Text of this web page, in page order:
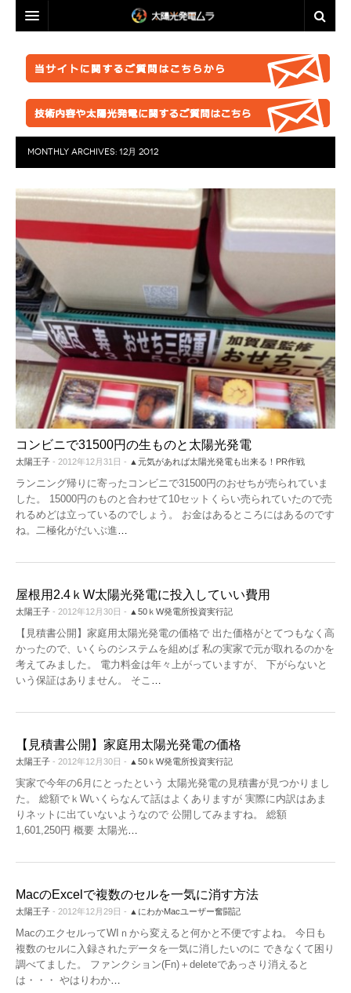
事業計画を立ててみましょう！
●再エネ法について
●太陽光発電のリスク・デメリット
▲ご注意ください！詐欺事例紹介
●金融対策・資金調達
●施工会社
●パネル
●パワコン
●雑草対策
●保険
●フェンス
●メンテナンス
セミナー動画販売
太陽光発電ムラオフライン活動「しげる会」
●体験会
ソーラーシェアリングとは
脱原発・太陽光推進に興味のある方へ
業者選定に困ったら
フェンス
業務委託
分譲紹介・販売
機器レンタル
お問い合わせ総合窓口
特定商取引法に基づく表記
FACEBOOKページ
FACEBOOKグループ
このサイトの使い方
太陽光発電ムラの目指すこと
太陽光発電ムラ・ポータルへ
MONTHLY ARCHIVES: 12月 2012
コンビニで31500円の生ものと太陽光発電
太陽王子 - 2012年12月31日 - ▲元気があれば太陽光発電も出来る！PR作戦
ランニング帰りに寄ったコンビニで31500円のおせちが売られていま
した。 15000円のものと合わせて10セットくらい売られていたので売
れるめどは立っているのでしょう。 お金はあるところにはあるのです
ね。二極化がだいぶ進…
屋根用2.4ｋW太陽光発電に投入していい費用
太陽王子 - 2012年12月30日 - ▲50ｋW発電所投資実行記
【見積書公開】家庭用太陽光発電の価格で 出た価格がとてつもなく高
かったので、いくらのシステムを組めば 私の実家で元が取れるのかを
考えてみました。 電力料金は年々上がっていますが、 下がらないと
いう保証はありません。 そこ …
【見積書公開】家庭用太陽光発電の価格
太陽王子 - 2012年12月30日 - ▲50ｋW発電所投資実行記
実家で今年の6月にとったという 太陽光発電の見積書が見つかりまし
た。 総額でｋWいくらなんて話はよくありますが 実際に内訳はあま
りネットに出ていないようなので 公開してみますね。 総額
1,601,250円 概要 太陽光…
MacのExcelで複数のセルを一気に消す方法
太陽王子 - 2012年12月29日 - ▲にわかMacユーザー奮闘記
MacのエクセルってWIｎから変えると何かと不便ですよね。 今日も
複数のセルに入録されたデータを一気に消したいのに できなくて困り
調べてました。 ファンクション(Fn)＋deleteであっさり消えると
は・・・ やはりわか…